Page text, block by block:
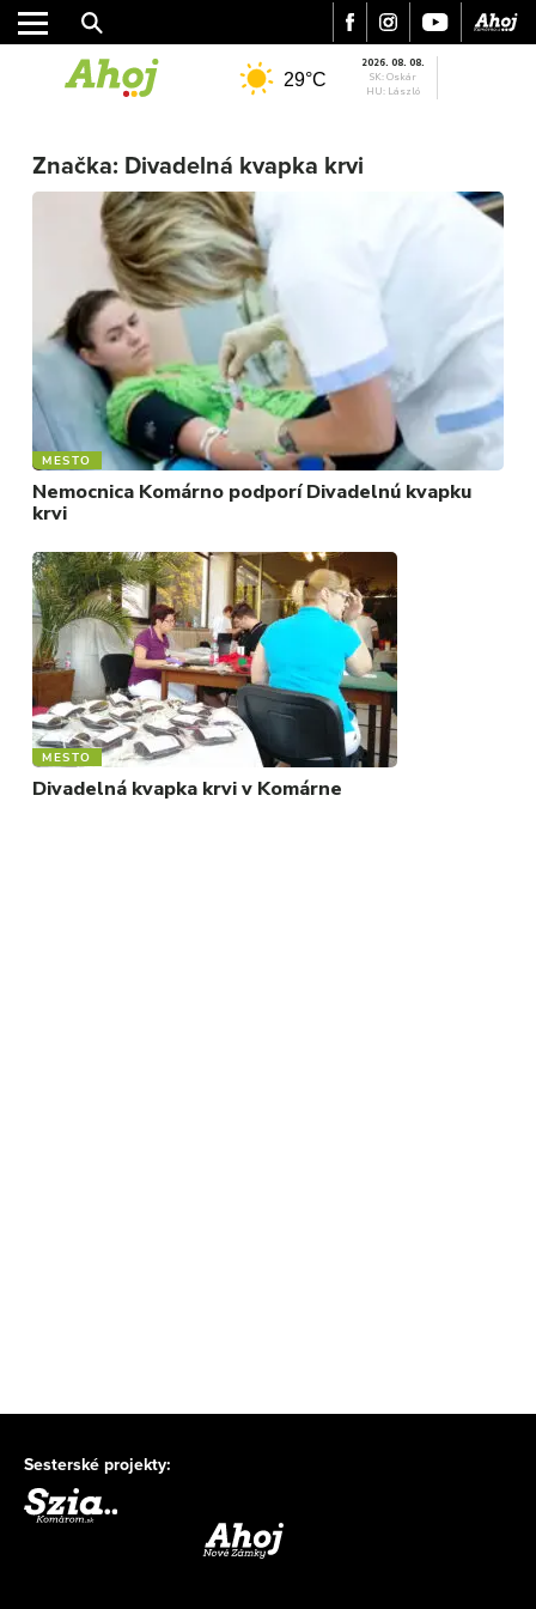
MESTO
REGIÓN
ŠPORT
KULTÚRA
FOTKY
VIDEO
MIX
29°C
2026. 08. 08.
SK: Oskár
HU: László
Značka: Divadelná kvapka krvi
MESTO
Nemocnica Komárno podporí Divadelnú kvapku
krvi
MESTO
Divadelná kvapka krvi v Komárne
Sesterské projekty: